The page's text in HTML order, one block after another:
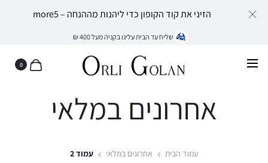
שליח עד הבית עלינו בקניה מעל 400 ₪
0
אחרונים במלאי
עמוד הבית אחרונים במלאי עמוד 2
הזיני את קוד הקופון כדי ליהנות מההנחה – more5